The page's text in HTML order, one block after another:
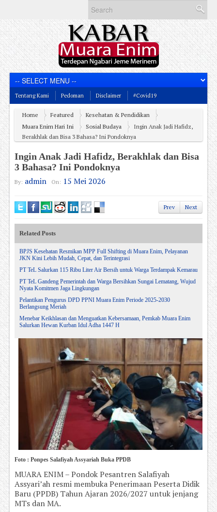
Tentang Kami Pedoman Disclaimer #Covid19
Home Featured
Kesehatan & Pendidikan
Muara Enim Hari Ini
Sosial Budaya
Ingin Anak Jadi Hafidz,
Berakhlak dan Bisa 3 Bahasa? Ini Pondoknya
Ingin Anak Jadi Hafidz, Berakhlak dan Bisa
3 Bahasa? Ini Pondoknya
By: admin On: 15 Mei 2026
Prev Next
Related Posts
BPJS Kesehatan Resmikan MPP Full Shifting di Muara Enim, Pelayanan
JKN Kini Lebih Mudah, Cepat, dan Terintegrasi
PT TeL Salurkan 115 Ribu Liter Air Bersih untuk Warga Terdampak Kemarau
PT TeL Gandeng Pemerintah dan Warga Bersihkan Sungai Lematang, Wujud
Nyata Komitmen Jaga Lingkungan
Pelantikan Pengurus DPD PPNI Muara Enim Periode 2025-2030
Berlangsung Meriah
Menebar Keikhlasan dan Menguatkan Kebersamaan, Pemkab Muara Enim
Salurkan Hewan Kurban Idul Adha 1447 H
Foto : Ponpes Salafiyah Assyariah Buka PPDB
MUARA ENIM – Pondok Pesantren Salafiyah
Assyari’ah resmi membuka Penerimaan Peserta Didik
Baru (PPDB) Tahun Ajaran 2026/2027 untuk jenjang
MTs dan MA.